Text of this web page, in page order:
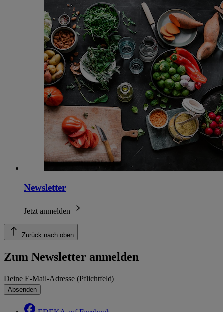
Newsletter
Jetzt anmelden
Zurück nach oben
Zum Newsletter anmelden
Deine E-Mail-Adresse (Pflichtfeld)
Absenden